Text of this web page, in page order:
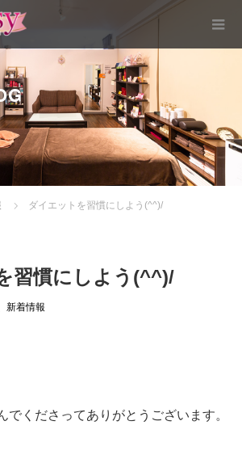
ダイエットを習慣にしよう(^^)/
習慣にしよう(^^)/
新着情報
でくださってありがとうございます。